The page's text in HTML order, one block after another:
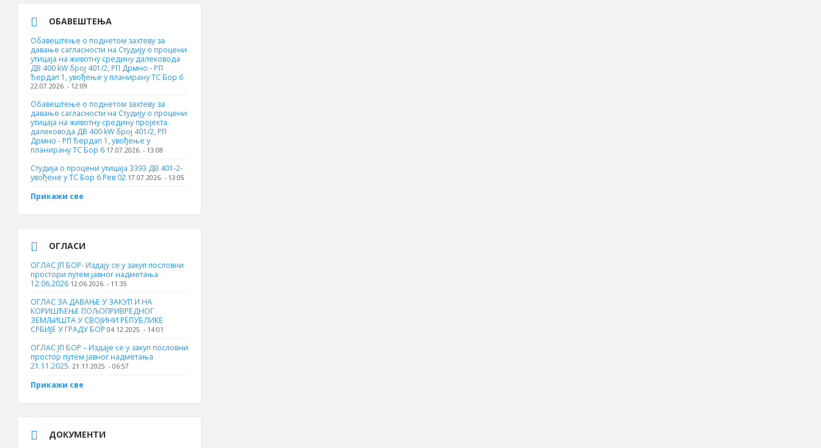
ОБАВЕШТЕЊА
Обавештење о поднетом захтеву за
давање сагласности на Студију о процени
утицаја на животну средину далековода
ДВ 400 kW број 401/2, РП Дрмно - РП
Ђердап 1, увођење у планирану ТС Бор 6
22.07.2026. - 12:09
Обавештење о поднетом захтеву за
давање сагласности на Студију о процени
утицаја на животну средину пројекта
далековода ДВ 400 kW број 401/2, РП
Дрмно - РП Ђердап 1, увођење у
планирану ТС Бор 6 17.07.2026. - 13:08
Студија о процени утицаја 3393 ДВ 401-2-
увођене у ТС Бор 6 Рев 02 17.07.2026. - 13:05
Прикажи све
ОГЛАСИ
ОГЛАС ЈП БОР- Издају се у закуп пословни
простори путем јавног надметања
12.06.2026 12.06.2026. - 11:35
ОГЛАС ЗА ДАВАЊЕ У ЗАКУП И НА
КОРИШЋЕЊЕ ПОЉОПРИВРЕДНОГ
ЗЕМЉИШТА У СВОЈИНИ РЕПУБЛИКЕ
СРБИЈЕ У ГРАДУ БОР 04.12.2025. - 14:01
ОГЛАС ЈП БОР – Издаје се у закуп пословни
простор путем јавног надметања
21.11.2025. 21.11.2025. - 06:57
Прикажи све
ДОКУМЕНТИ